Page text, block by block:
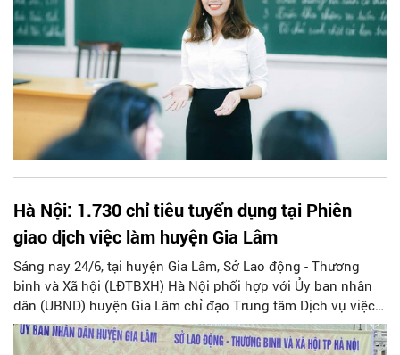
Hà Nội: 1.730 chỉ tiêu tuyển dụng tại Phiên
giao dịch việc làm huyện Gia Lâm
Sáng nay 24/6, tại huyện Gia Lâm, Sở Lao động - Thương
binh và Xã hội (LĐTBXH) Hà Nội phối hợp với Ủy ban nhân
dân (UBND) huyện Gia Lâm chỉ đạo Trung tâm Dịch vụ việc
làm Hà Nội và Phòng LĐTBXH huyện Gia Lâm tổ chức Phiên
giao dịch việc làm huyện Gia Lâm năm 2023.